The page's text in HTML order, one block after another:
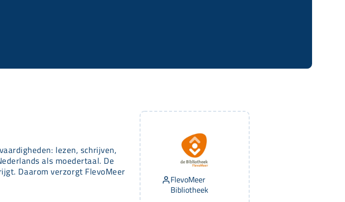
lezen, schrijven,
als moedertaal. De
Daarom verzorgt FlevoMeer
FlevoMeer
Bibliotheek